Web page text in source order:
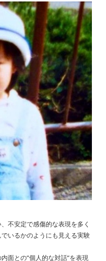
不安定で感傷的な表現を多く
いるかのようにも見える実験
面との”個人的な対話”を表現